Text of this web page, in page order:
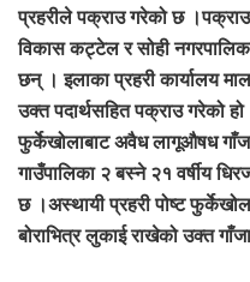
प्रहरीले पक्राउ गरेको छ ।पक्राउ
विकास कट्टेल र सोही
छन् । इलाका प्रहरी कार्यालय
उक्त पदार्थसहित पक्राउ गरेको
फुर्केखोलाबाट अवैध लागूऔषध
गाउँपालिका २ बस्ने २१ वर्षीय
छ ।अस्थायी प्रहरी पोष्ट
बोराभित्र लुकाई राखेको उक्त